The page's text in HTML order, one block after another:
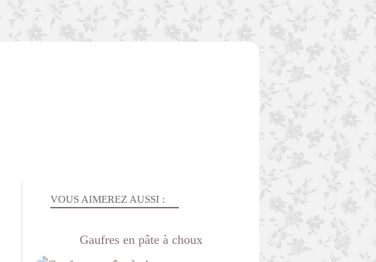
VOUS AIMEREZ AUSSI :
Gaufres en pâte à choux